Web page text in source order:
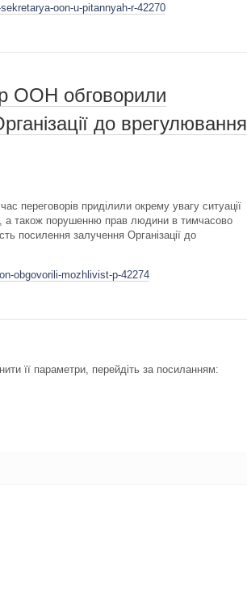
oon-u-pitannyah-r-42270
ООН обговорили
до врегулювання
переговорів приділили окрему увагу ситуації
а також порушенню прав людини в тимчасово
посилення залучення Організації до
obgovorili-mozhlivist-p-42274
її параметри, перейдіть за посиланням: